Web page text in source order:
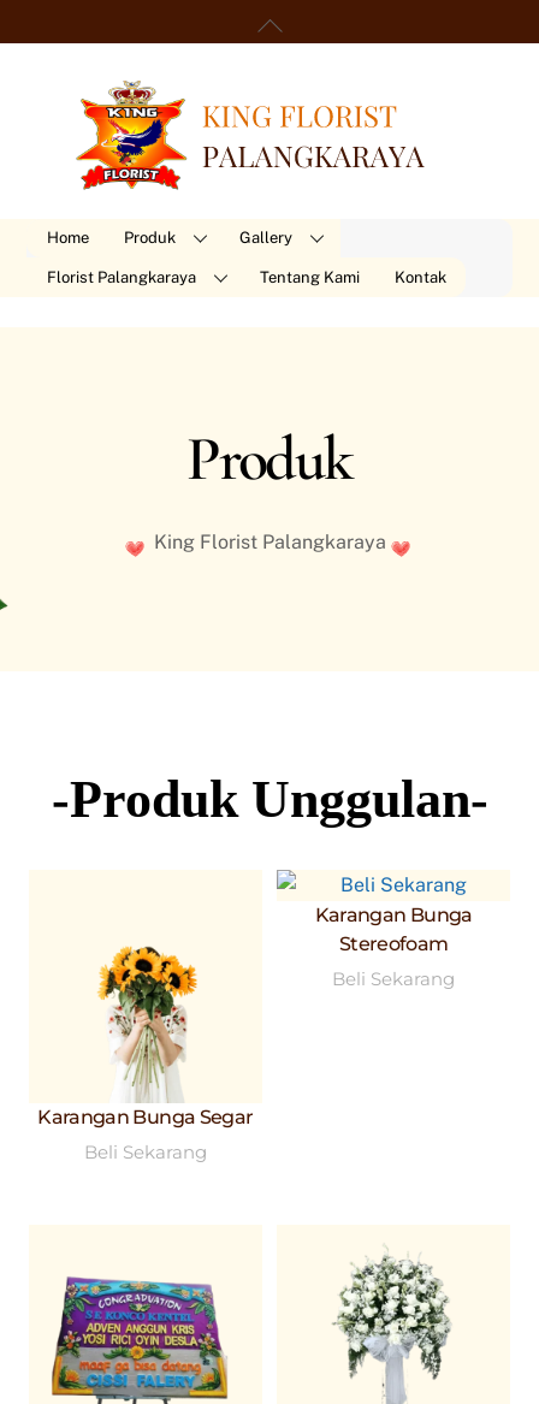
to
Home Produk Gallery
Florist Palangkaraya Tentang Kami Kontak
Produk
King Florist Palangkaraya
-Produk Unggulan-
Karangan Bunga Segar
Beli Sekarang
Karangan Bunga
Stereofoam
Beli Sekarang
Back
To